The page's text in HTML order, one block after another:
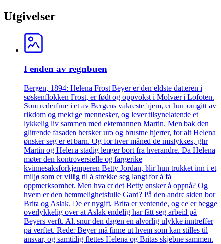
Utgivelser
I enden av regnbuen
Bergen, 1894: Helena Frost Beyer er den eldste datteren i
søskenflokken Frost, er født og oppvokst i Molvær i Lofoten.
Som rederfrue i et av Bergens vakreste hjem, er hun omgitt av
rikdom og mektige mennesker, og lever tilsynelatende et
lykkelig liv sammen med ektemannen Martin. Men bak den
glitrende fasaden hersker uro og brustne hjerter, for alt Helena
ønsker seg er et barn. Og for hver måned de mislykkes, glir
Martin og Helena stadig lenger bort fra hverandre. Da Helena
møter den kontroversielle og fargerike
kvinnesaksforkjemperen Betty Jordan, blir hun trukket inn i et
miljø som er villig til å strekke seg langt for å få
oppmerksomhet. Men hva er det Betty ønsker å oppnå? Og
hvem er den hemmelighetsfulle Gard? På den andre siden bor
Brita og Aslak. De er nygift, Brita er ventende, og de er begge
overlykkelig over at Aslak endelig har fått seg arbeid på
Beyers verft. Alt snur den dagen en alvorlig ulykke inntreffer
på verftet. Reder Beyer må finne ut hvem som kan stilles til
ansvar, og samtidig flettes Helena og Britas skjebne sammen.